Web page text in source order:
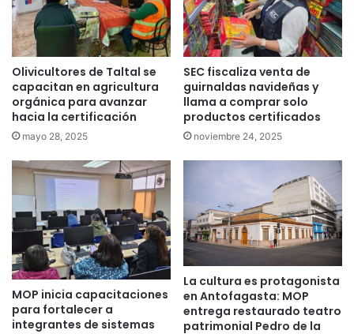
Olivicultores de Taltal se
capacitan en agricultura
orgánica para avanzar
hacia la certificación
mayo 28, 2025
SEC fiscaliza venta de
guirnaldas navideñas y
llama a comprar solo
productos certificados
noviembre 24, 2025
MOP inicia capacitaciones
para fortalecer a
integrantes de sistemas
La cultura es protagonista
en Antofagasta: MOP
entrega restaurado teatro
patrimonial Pedro de la